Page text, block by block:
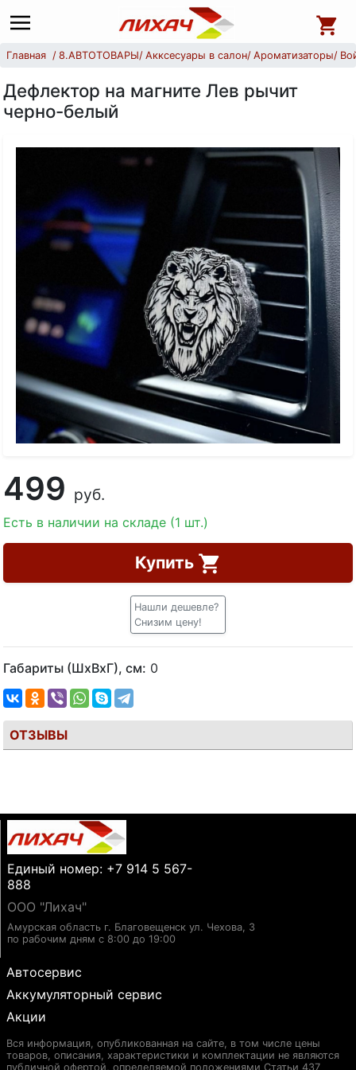
Главная 8.АВТОТОВАРЫ Акксесуары в салон Ароматизаторы
Дефлектор на магните Лев рычит
черно-белый
499 руб.
Есть в наличии на складе (1 шт.)
Купить
Нашли дешевле?
Снизим цену!
Габариты (ШхВхГ), см: 0
ОТЗЫВЫ
Единый номер: +7 914 5 567-
888
ООО "Лихач"
Амурская область г. Благовещенск ул. Чехова, 3
по рабочим дням с 8:00 до 19:00
Автосервис
Аккумуляторный сервис
Акции
Вся информация, опубликованная на сайте, в том числе цены
товаров, описания, характеристики и комплектации не являются
публичной офертой, определяемой положениями Статьи 437